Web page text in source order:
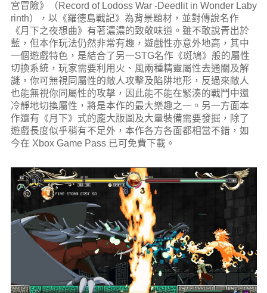
宮冒險》（Record of Lodoss War -Deedlit in Wonder Laby
rinth），以《羅德島戰記》為背景題材，並對傳說名作
《月下之夜想曲》有著濃濃的致敬味道。雖不敢說青出於
藍，但本作玩法仍然非常有趣，遊戲性亦意外地高，其中
一個遊戲特色，是結合了另一STG名作《斑鳩》般的屬性
切換系統，玩家需要利用火、風兩種精靈屬性去通關及解
謎，你可無視同屬性的敵人攻擊及陷阱地形，反過來敵人
也能無視你同屬性的攻擊，因此能不能在緊湊的戰鬥中還
冷靜地切換屬性，將是本作的最大樂趣之一。另一方面本
作還有《月下》式的龐大版圖及大量裝備需要發掘，除了
遊戲長度似乎稍有不足外，本作各方各面都相當不錯，如
今在 Xbox Game Pass 已可免費下載。